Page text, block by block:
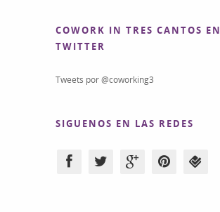
COWORK IN TRES CANTOS EN
TWITTER
Tweets por @coworking3
SIGUENOS EN LAS REDES